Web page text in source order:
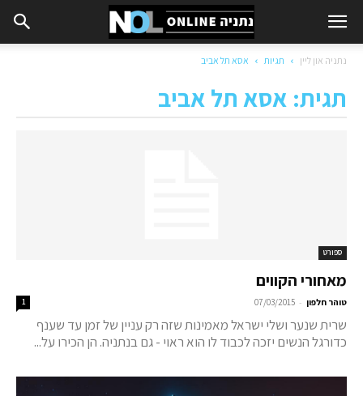
נתניה און ליין תגיות אסא תל אביב
תגית: אסא תל אביב
ספורט
מאחורי הקווים
טוהר חלפון -
07/03/2015
1
שרית שנער ושלי ישראל מאמינות שזה רק עניין של זמן עד שענף
כדורגל הנשים יזכה לכבוד לו הוא ראוי - גם בנתניה. הן הכירו על...